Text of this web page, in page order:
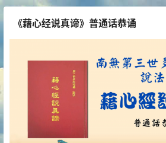
《藉心经说真谛》普通话恭诵